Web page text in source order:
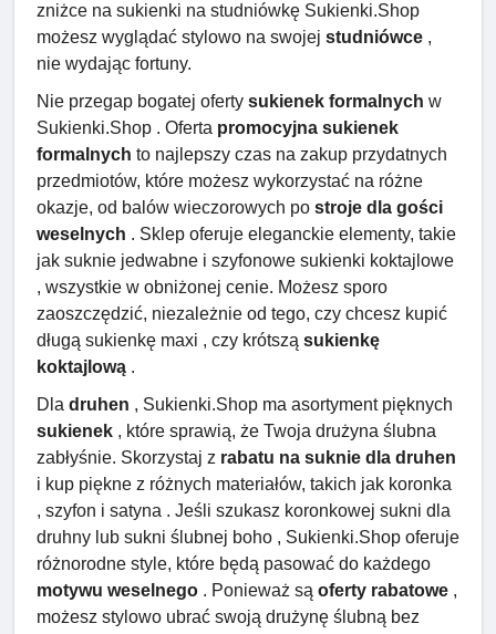
zniżce na sukienki na studniówkę Sukienki.Shop
możesz wyglądać stylowo na swojej studniówce ,
nie wydając fortuny.
Nie przegap bogatej oferty sukienek formalnych w
Sukienki.Shop . Oferta promocyjna sukienek
formalnych to najlepszy czas na zakup przydatnych
przedmiotów, które możesz wykorzystać na różne
okazje, od balów wieczorowych po stroje dla gości
weselnych . Sklep oferuje eleganckie elementy, takie
jak suknie jedwabne i szyfonowe sukienki koktajlowe
, wszystkie w obniżonej cenie. Możesz sporo
zaoszczędzić, niezależnie od tego, czy chcesz kupić
długą sukienkę maxi , czy krótszą sukienkę
koktajlową .
Dla druhen , Sukienki.Shop ma asortyment pięknych
sukienek , które sprawią, że Twoja drużyna ślubna
zabłyśnie. Skorzystaj z rabatu na suknie dla druhen
i kup piękne z różnych materiałów, takich jak koronka
, szyfon i satyna . Jeśli szukasz koronkowej sukni dla
druhny lub sukni ślubnej boho , Sukienki.Shop oferuje
różnorodne style, które będą pasować do każdego
motywu weselnego . Ponieważ są oferty rabatowe ,
możesz stylowo ubrać swoją drużynę ślubną bez